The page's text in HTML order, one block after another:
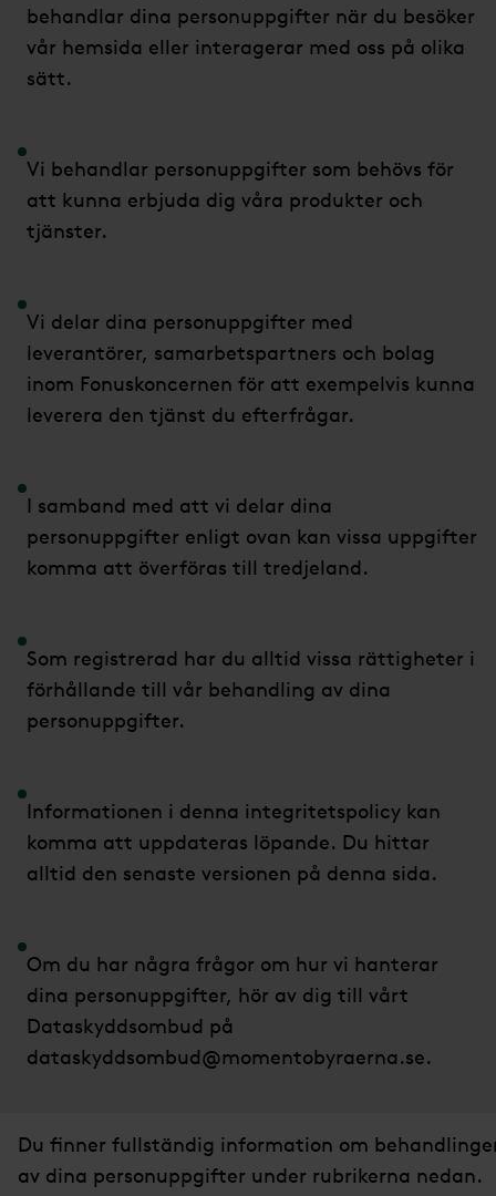
behandlar dina personuppgifter när du besöker
vår hemsida eller interagerar med oss på olika
sätt.
Vi behandlar personuppgifter som behövs för
att kunna erbjuda dig våra produkter och
tjänster.
Vi delar dina personuppgifter med
leverantörer, samarbetspartners och bolag
inom Fonuskoncernen för att exempelvis kunna
leverera den tjänst du efterfrågar.
I samband med att vi delar dina
personuppgifter enligt ovan kan vissa uppgifter
komma att överföras till tredjeland.
Som registrerad har du alltid vissa rättigheter i
förhållande till vår behandling av dina
personuppgifter.
Informationen i denna integritetspolicy kan
komma att uppdateras löpande. Du hittar
alltid den senaste versionen på denna sida.
Om du har några frågor om hur vi hanterar
dina personuppgifter, hör av dig till vårt
Dataskyddsombud på
dataskyddsombud@momentobyraerna.se.
Du ﬁnner fullständig information om
av dina personuppgifter under rubrikerna nedan.